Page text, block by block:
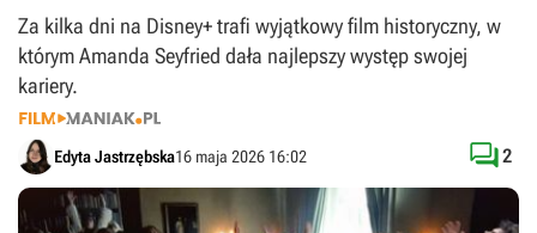
Za kilka dni na Disney+ trafi wyjątkowy film historyczny, w
którym Amanda Seyfried dała najlepszy występ swojej
kariery.
Edyta Jastrzębska16 maja 2026 16:02 2